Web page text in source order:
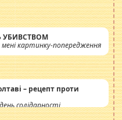
УБИВСТВОМ
мені картинку-попередження
– рецепт проти
солідарності